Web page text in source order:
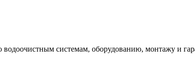
водоочистным системам, оборудованию, монтажу и